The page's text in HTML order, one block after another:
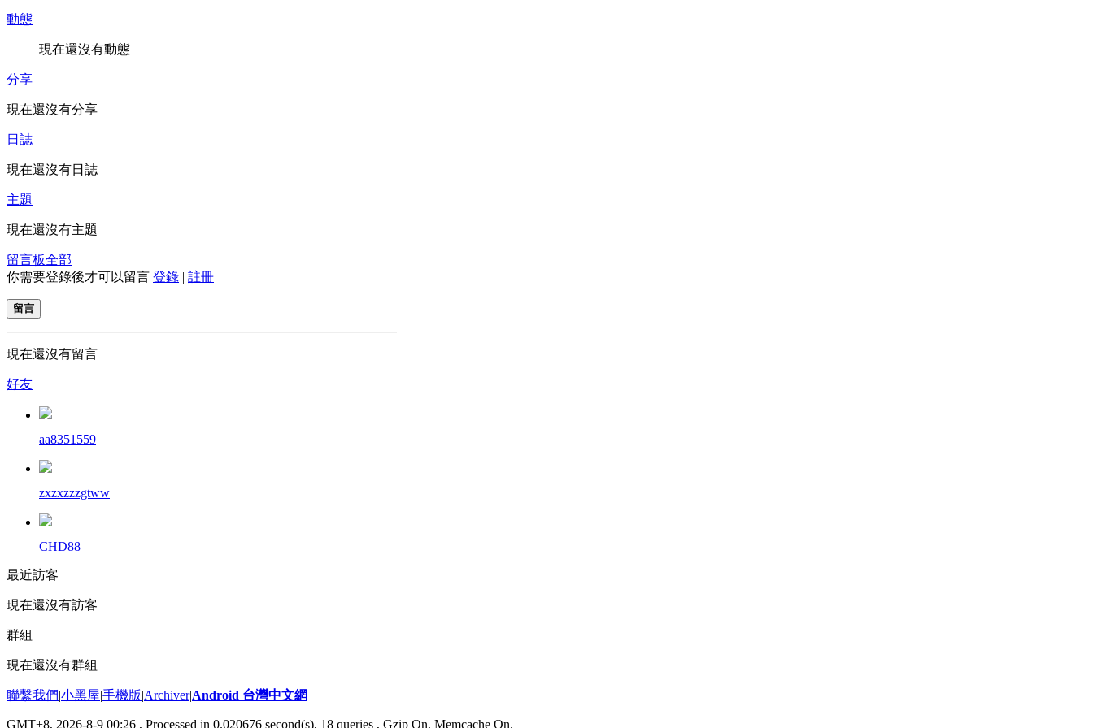
動態
現在還沒有動態
分享
現在還沒有分享
日誌
現在還沒有日誌
主題
現在還沒有主題
留言板全部
你需要登錄後才可以留言 登錄 | 註冊
留言
現在還沒有留言
好友
aa8351559
zxzxzzzgtww
CHD88
最近訪客
現在還沒有訪客
群組
現在還沒有群組
聯繫我們|小黑屋|手機版|Archiver|Android 台灣中文網
GMT+8, 2026-8-9 00:26 , Processed in 0.020676 second(s), 18 queries , Gzip On, Memcache On.